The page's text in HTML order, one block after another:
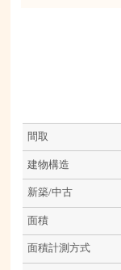
間取
建物構造
新築/中古
面積
面積計測方式